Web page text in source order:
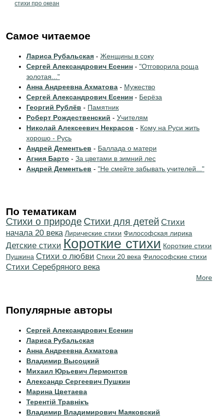
стихи про океан
Самое читаемое
Лариса Рубальская - Женщины в соку
Сергей Александрович Есенин - "Отговорила роща
золотая..."
Анна Андреевна Ахматова - Мужество
Сергей Александрович Есенин - Берёза
Георгий Рублёв - Памятник
Роберт Рождественский - Учителям
Николай Алексеевич Некрасов - Кому на Руси жить
хорошо - Русь
Андрей Дементьев - Баллада о матери
Агния Барто - За цветами в зимний лес
Андрей Дементьев - "Не смейте забывать учителей..."
По тематикам
Стихи о природе Стихи для детей Cтихи
начала 20 века Лирические стихи Философская лирика
Детские стихи Короткие стихи Короткие стихи
Пушкина Стихи о любви Стихи 20 века Философские стихи
Cтихи Серебряного века
More
Популярные авторы
Сергей Александрович Есенин
Лариса Рубальская
Анна Андреевна Ахматова
Владимир Высоцкий
Михаил Юрьевич Лермонтов
Александр Сергеевич Пушкин
Марина Цветаева
Терентiй Травнiкъ
Владимир Владимирович Маяковский